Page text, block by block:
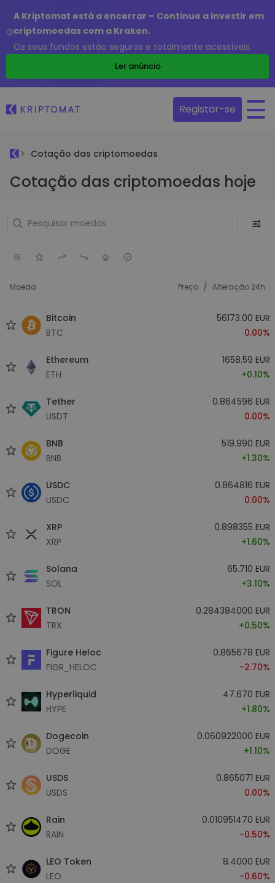
A Kriptomat está a encerrar – Continue a investir em
criptomoedas com a Kraken.
Os seus fundos estão seguros e totalmente acessíveis.
Ler anúncio
Registar-se
Cotação das criptomoedas
Cotação das criptomoedas hoje
Moeda Preço / Alteração 24h
Bitcoin
BTC
56173.00 EUR
0.00%
Ethereum
ETH
1658.59 EUR
+0.10%
Tether
USDT
0.864596 EUR
0.00%
BNB
BNB
519.990 EUR
+1.30%
USDC
USDC
0.864816 EUR
0.00%
XRP
XRP
0.898355 EUR
+1.60%
Solana
SOL
65.710 EUR
+3.10%
TRON
TRX
0.284384000 EUR
+0.50%
Figure Heloc
FIGR_HELOC
0.865678 EUR
-2.70%
Hyperliquid
HYPE
47.670 EUR
+1.80%
Dogecoin
DOGE
0.060922000 EUR
+1.10%
USDS
USDS
0.865071 EUR
0.00%
Rain
RAIN
0.010951470 EUR
-0.50%
LEO Token
LEO
8.4000 EUR
-0.60%